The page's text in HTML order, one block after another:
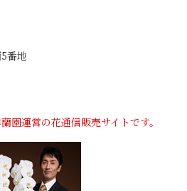
番地
園運営の花通信販売サイトです。